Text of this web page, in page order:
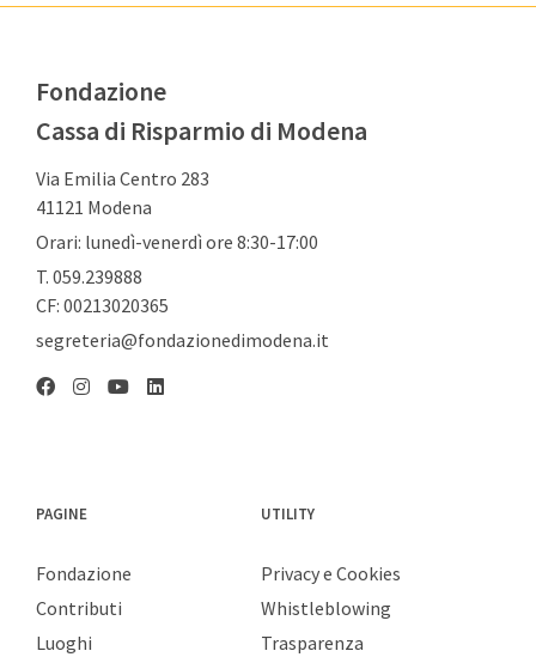
Fondazione
Cassa di Risparmio di Modena
Via Emilia Centro 283
41121 Modena
Orari: lunedì-venerdì ore 8:30-17:00
T. 059.239888
CF: 00213020365
segreteria@fondazionedimodena.it
PAGINE
Fondazione
Contributi
Luoghi
UTILITY
Privacy e Cookies
Whistleblowing
Trasparenza